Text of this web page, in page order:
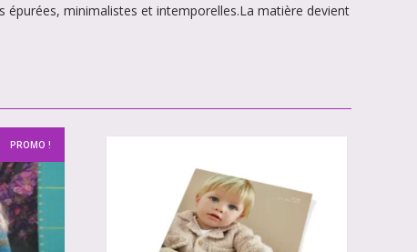
minimalistes et intemporelles.La matière devient
PROMO !